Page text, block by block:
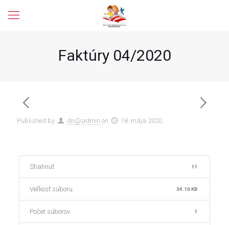
Faktúry 04/2020
Published by dn@admin on 18. mája 2020
Stiahnuť 11
Veľkosť súboru 34.16 KB
Počet súborov 1